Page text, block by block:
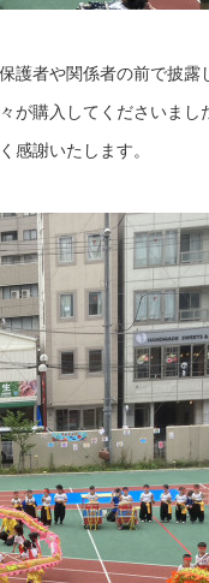
者や関係者の前で披露
購入してくださいまし
感謝いたします。